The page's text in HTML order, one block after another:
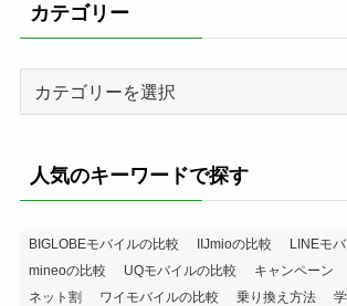
カテゴリー
ー
人気のキーワードで探す
BIGLOBEモバイルの比較 IIJmioの比較
LINEモ
mineoの比較
UQモバイルの比較 キャンペーン
ネット割
ワイモバイルの比較 乗り換え方法